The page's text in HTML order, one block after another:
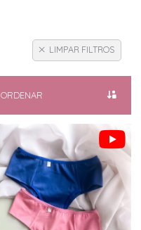
LIMPAR FILTROS
ORDENAR